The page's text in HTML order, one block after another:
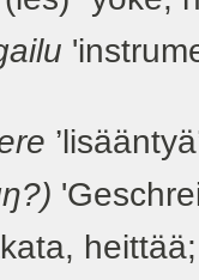
heittää;